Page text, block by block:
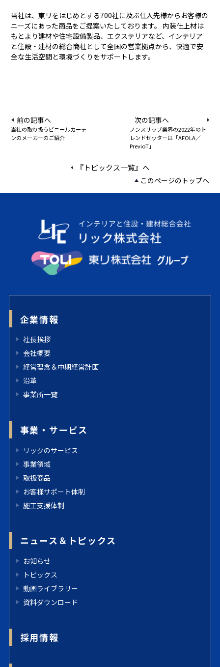
当社は、東リをはじめとする700社に及ぶ仕入先様からお客様の
ニーズにあった商品をご提案いたしております。 内装仕上材は
もとより建材や住宅設備製品、エクステリアなど、インテリア
と住設・建材の総合商社として全国の営業拠点から、快適で安
全な生活空間と環境づくりをサポートします。
前の記事へ
当社の取り扱うビニールカーテ
ンのメーカーのご紹介
次の記事へ
ノンスリップ業界の2022年のト
レンドセッターは「AFOLA／
PrevioT」
『トピックス一覧』へ
このページのトップへ
企業情報
社長挨拶
会社概要
経営理念＆中期経営計画
沿革
事業所一覧
事業・サービス
リックのサービス
事業領域
取扱商品
お客様サポート体制
施工支援体制
ニュース＆トピックス
お知らせ
トピックス
動画ライブラリー
資料ダウンロード
採用情報